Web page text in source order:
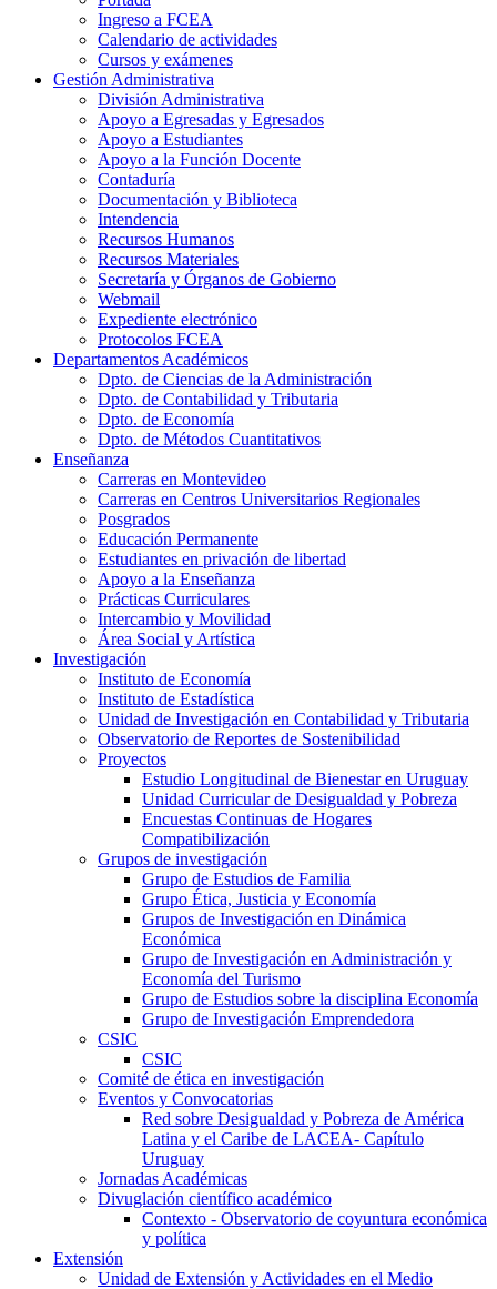
Ingreso a FCEA
Calendario de actividades
Cursos y exámenes
Gestión Administrativa
División Administrativa
Apoyo a Egresadas y Egresados
Apoyo a Estudiantes
Apoyo a la Función Docente
Contaduría
Documentación y Biblioteca
Intendencia
Recursos Humanos
Recursos Materiales
Secretaría y Órganos de Gobierno
Webmail
Expediente electrónico
Protocolos FCEA
Departamentos Académicos
Dpto. de Ciencias de la Administración
Dpto. de Contabilidad y Tributaria
Dpto. de Economía
Dpto. de Métodos Cuantitativos
Enseñanza
Carreras en Montevideo
Carreras en Centros Universitarios Regionales
Posgrados
Educación Permanente
Estudiantes en privación de libertad
Apoyo a la Enseñanza
Prácticas Curriculares
Intercambio y Movilidad
Área Social y Artística
Investigación
Instituto de Economía
Instituto de Estadística
Unidad de Investigación en Contabilidad y Tributaria
Observatorio de Reportes de Sostenibilidad
Proyectos
Estudio Longitudinal de Bienestar en Uruguay
Unidad Curricular de Desigualdad y Pobreza
Encuestas Continuas de Hogares
Compatibilización
Grupos de investigación
Grupo de Estudios de Familia
Grupo Ética, Justicia y Economía
Grupos de Investigación en Dinámica
Económica
Grupo de Investigación en Administración y
Economía del Turismo
Grupo de Estudios sobre la disciplina Economía
Grupo de Investigación Emprendedora
CSIC
CSIC
Comité de ética en investigación
Eventos y Convocatorias
Red sobre Desigualdad y Pobreza de América
Latina y el Caribe de LACEA- Capítulo
Uruguay
Jornadas Académicas
Divuglación científico académico
Contexto - Observatorio de coyuntura económica
y política
Extensión
Unidad de Extensión y Actividades en el Medio